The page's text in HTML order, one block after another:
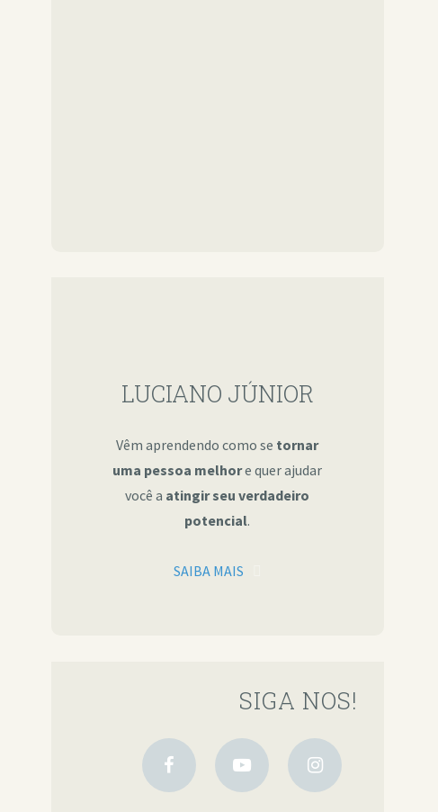
LUCIANO JÚNIOR
Vêm aprendendo como se tornar
uma pessoa melhore quer ajudar
você a atingir seu verdadeiro
potencial.
SAIBA MAIS
SIGA NOS!